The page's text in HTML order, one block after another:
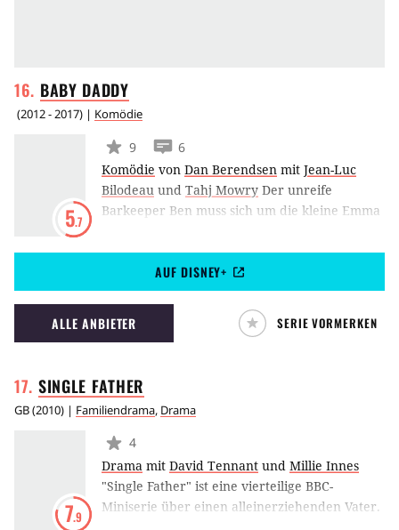
BABY DADDY
(2012 - 2017) | Komödie
5.7
9
6
Komödie von Dan Berendsen mit Jean-Luc
Bilodeau und Tahj Mowry Der unreife
Barkeeper Ben muss sich um die kleine Emma
dem gemeinsamen Baby hat sitzen lassen. Er
ist jedoch nicht alleine, sondern bekommt
mehr oder weniger effektive Unterstützung
von Muskelberg Danny, Blondchen Riley,
Tucker und Oma Bonnie.
AUF DISNEY+
ALLE ANBIETER SERIE VORMERKEN
SINGLE FATHER
GB(2010) | Familiendrama, Drama
7.9
4
Drama mit David Tennant und Millie Innes
"Single Father" ist eine vierteilige BBC-
Miniserie über einen alleinerziehenden Vater.